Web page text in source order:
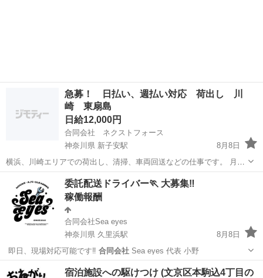
急募！ 日払い、週払い対応 荷出し 川
崎 東扇島
日給12,000円
合同会社 ネクストフォース
神奈川県 新子安駅
8月8日
横浜、川崎エリアでの荷出し、清掃、車両回送などの仕事です。 月〜
金曜日、週5で勤務できる方、限定での募集になります。 真面目に勤
務できて、長く続く方を探してます。 時間は8時30〜17時です。 安定
して稼ぎたい方、ご応...
横浜市 新子安駅 倉庫
委託配送ドライバー🏃 大募集‼️
稼働報酬
合同会社Sea eyes
神奈川県 久里浜駅
8月8日
️ 即日、現場対応可能です‼️ 合同会社 Sea eyes 代表 小野
横須賀市 久里浜駅 一人
宿泊施設への駆けつけ (文京区本駒込4丁目の